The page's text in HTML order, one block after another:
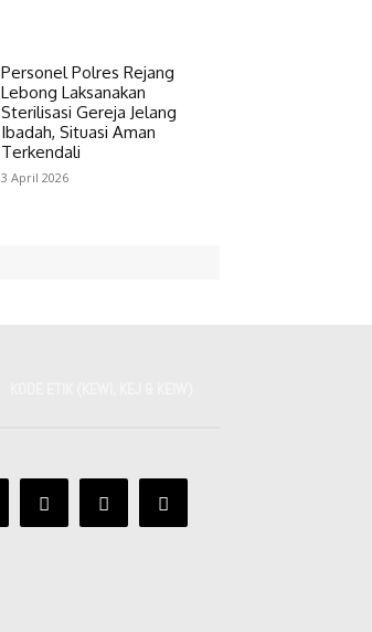
Personel Polres Rejang
Lebong Laksanakan
Sterilisasi Gereja Jelang
Ibadah, Situasi Aman
Terkendali
3 April 2026